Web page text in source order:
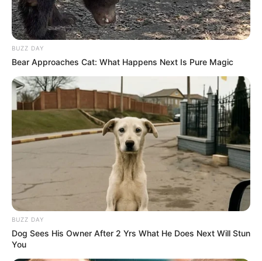
BUZZ DAY
Bear Approaches Cat: What Happens Next Is Pure Magic
BUZZ DAY
Dog Sees His Owner After 2 Yrs What He Does Next Will Stun
You